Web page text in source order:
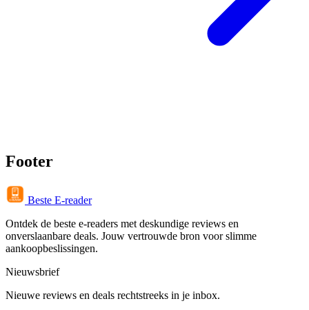
Footer
Beste E-reader
Ontdek de beste e-readers met deskundige reviews en
onverslaanbare deals. Jouw vertrouwde bron voor slimme
aankoopbeslissingen.
Nieuwsbrief
Nieuwe reviews en deals rechtstreeks in je inbox.